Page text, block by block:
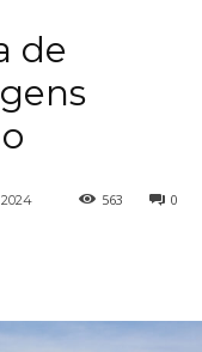
de
0
563